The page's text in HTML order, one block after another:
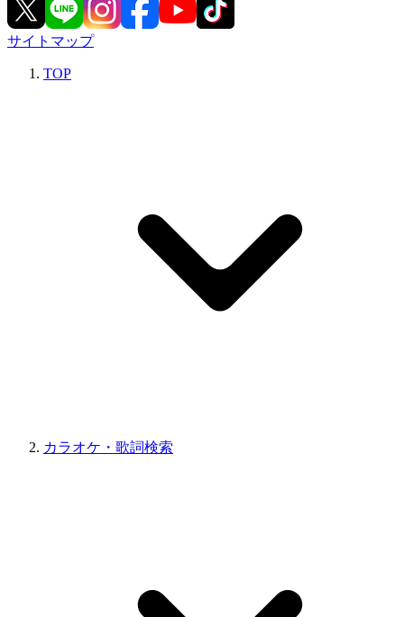
サイトマップ
TOP
カラオケ・歌詞検索